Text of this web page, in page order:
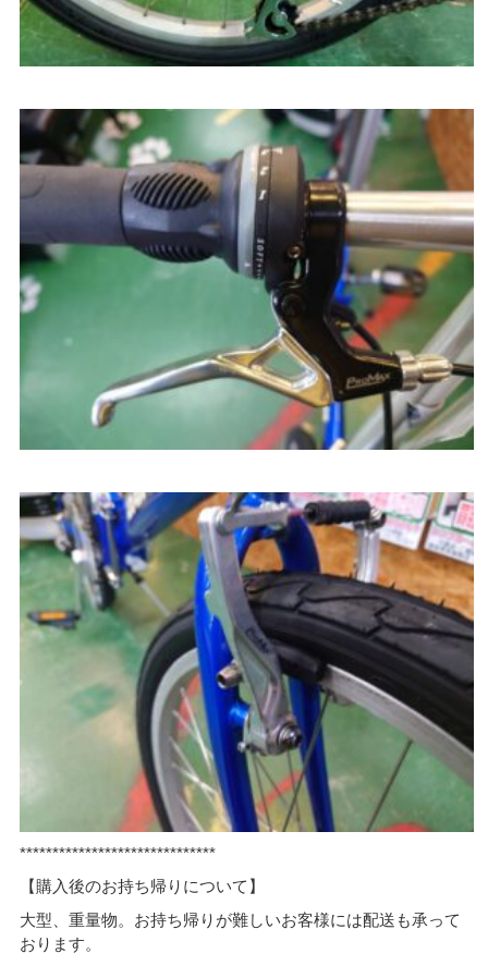
******************************
【購入後のお持ち帰りについて】
大型、重量物。お持ち帰りが難しいお客様には配送も承って
おります。